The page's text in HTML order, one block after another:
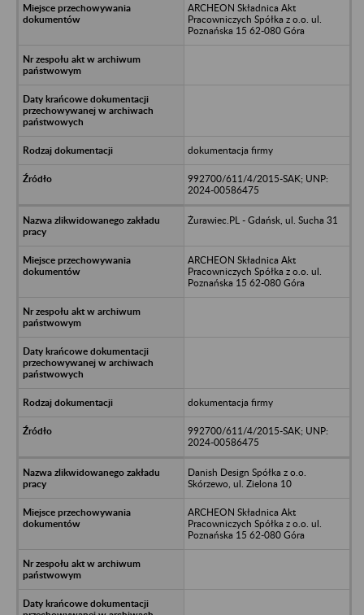
ARCHEON Składnica Akt
Pracowniczych Spółka z o.o. ul.
Poznańska 15 62-080 Góra
dokumentacja firmy
992700/611/4/2015-SAK; UNP:
2024-00586475
Żurawiec.PL - Gdańsk, ul. Sucha 31
ARCHEON Składnica Akt
Pracowniczych Spółka z o.o. ul.
Poznańska 15 62-080 Góra
dokumentacja firmy
992700/611/4/2015-SAK; UNP:
2024-00586475
Danish Design Spółka z o.o.
Skórzewo, ul. Zielona 10
ARCHEON Składnica Akt
Pracowniczych Spółka z o.o. ul.
Poznańska 15 62-080 Góra